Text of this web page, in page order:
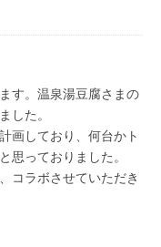
す。温泉湯豆腐さまの
した。
画しており、何台かト
思っておりました。
コラボさせていただき